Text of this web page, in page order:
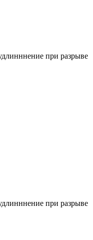
при разрыве
при разрыве